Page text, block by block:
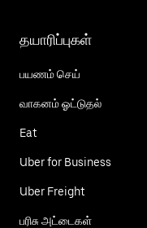
தயாரிப்புகள்
பயணம் செய்
வாகனம் ஓட்டுதல்
Eat
Uber for Business
Uber Freight
பரிசு அட்டைகள்